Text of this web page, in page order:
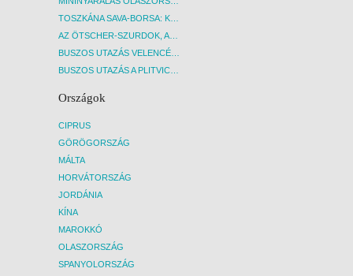
Országok
CIPRUS
GÖRÖGORSZÁG
MÁLTA
HORVÁTORSZÁG
JORDÁNIA
KÍNA
MAROKKÓ
OLASZORSZÁG
SPANYOLORSZÁG